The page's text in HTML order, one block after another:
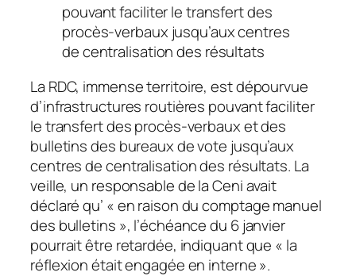
pouvant faciliter le transfert des
procès-verbaux jusqu’aux centres
de centralisation des résultats
La RDC, immense territoire, est dépourvue
d’infrastructures routières pouvant faciliter
le transfert des procès-verbaux et des
bulletins des bureaux de vote jusqu’aux
centres de centralisation des résultats. La
veille, un responsable de la Ceni avait
déclaré qu’ « en raison du comptage manuel
des bulletins », l’échéance du 6 janvier
pourrait être retardée, indiquant que « la
réflexion était engagée en interne ».